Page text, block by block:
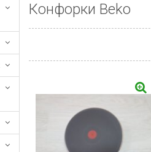
Конфорки Beko